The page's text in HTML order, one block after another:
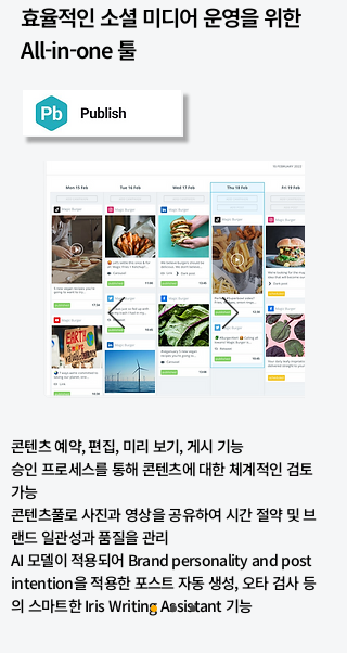
효율적인 소셜 미디어 운영을 위한
All-in-one 툴
콘텐츠 예약, 편집, 미리 보기, 게시 기능
승인 프로세스를 통해 콘텐츠에 대한 체계적인 검토
가능
콘텐츠풀로 사진과 영상을 공유하여 시간 절약 및 브
랜드 일관성과 품질을 관리
AI 모델이 적용되어 Brand personality and post
intention을 적용한 포스트 자동 생성, 오타 검사 등
의 스마트한 Iris Writing Assistant 기능